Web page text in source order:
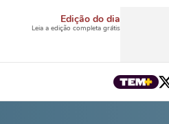
Edição do dia
Leia a edição completa grátis